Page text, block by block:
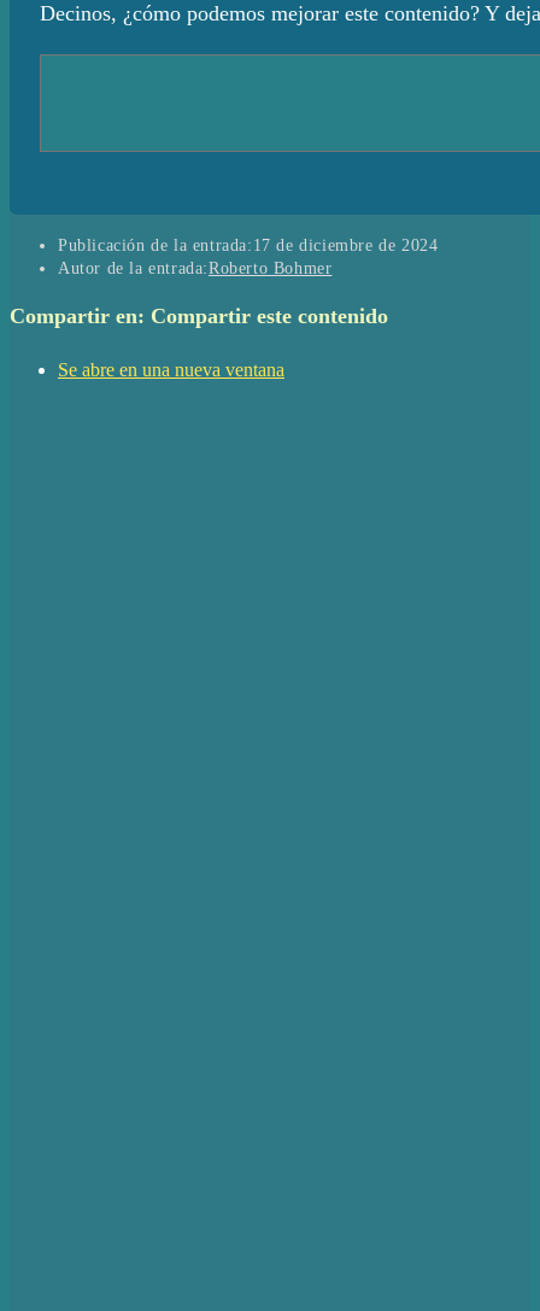
Decinos, ¿cómo podemos mejorar este contenido? Y
Publicación de la entrada: 17 de diciembre de 2024
Autor de la entrada:Roberto Bohmer
Compartir en: Compartir este contenido
Se abre en una nueva ventana